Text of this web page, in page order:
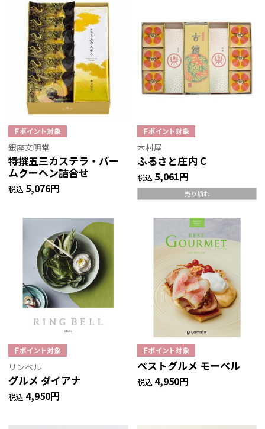
銀座文明堂
特撰五三カステラ・バー
ムクーヘン詰合せ
税込 5,076円
木村屋
ふるさと庄内 C
税込 5,061円
売り切れ
リンベル
グルメ ダイアナ
税込 4,950円
ベストグルメ モーベル
税込 4,950円